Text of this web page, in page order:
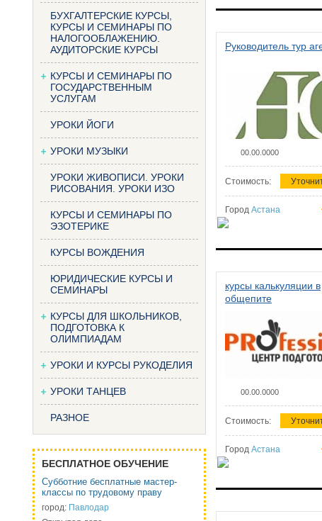
БУХГАЛТЕРСКИЕ КУРСЫ,
КУРСЫ И СЕМИНАРЫ ПО
НАЛОГООБЛАЖЕНИЮ.
АУДИТОРСКИЕ КУРСЫ
КУРСЫ И СЕМИНАРЫ ПО
ГОСУДАРСТВЕННЫМ
УСЛУГАМ
УРОКИ ЙОГИ
УРОКИ МУЗЫКИ
УРОКИ ЖИВОПИСИ. УРОКИ
РИСОВАНИЯ. УРОКИ ИЗО
КУРСЫ И СЕМИНАРЫ ПО
ЭЗОТЕРИКЕ
КУРСЫ ВОЖДЕНИЯ
ЮРИДИЧЕСКИЕ КУРСЫ И
СЕМИНАРЫ
КУРСЫ ДЛЯ ШКОЛЬНИКОВ,
ПОДГОТОВКА К
ОЛИМПИАДАМ
УРОКИ И КУРСЫ РУКОДЕЛИЯ
УРОКИ ТАНЦЕВ
РАЗНОЕ
БЕСПЛАТНОЕ ОБУЧЕНИЕ
Субботние бесплатные мастер-
классы по трудовому праву
город: Павлодар
Руководитель тур
00.00.0000
Стоимость:
Город Астана
курсы калькуляции в
общепите
00.00.0000
Стоимость:
Город Астана